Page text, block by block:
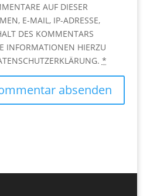
AUF DIESER
E-MAIL, IP-ADRESSE,
DES KOMMENTARS
INFORMATIONEN HIERZU
*